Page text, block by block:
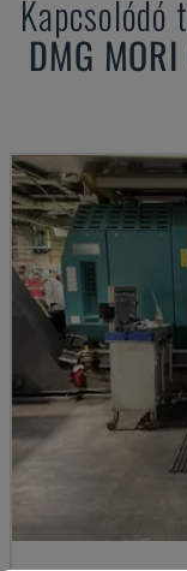
Kapcsolódó
DMG MORI